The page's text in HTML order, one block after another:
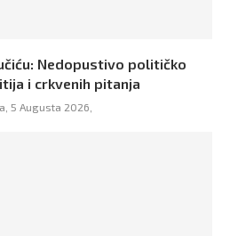
Nedopustivo političko
i crkvenih pitanja
5 Augusta 2026,